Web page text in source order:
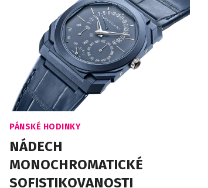
PÁNSKÉ HODINKY
NÁDECH
MONOCHROMATICKÉ
SOFISTIKOVANOSTI